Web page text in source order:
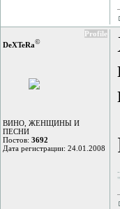
Profile
DeXTeRа©
ВИНО, ЖЕНЩИНЫ И
ПЕСНИ
Постов: 3692
Дата регистрации: 24.01.2008